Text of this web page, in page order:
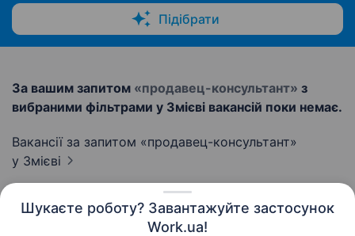
Шукаєте роботу? Завантажуйте застосунок
Work.ua!
Підібрати
За вашим запитом «продавец-консультант» з
вибраними фільтрами у Змієві вакансій поки немає.
Вакансії за запитом «продавец-консультант»
у Змієві